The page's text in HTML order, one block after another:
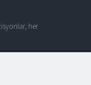
her